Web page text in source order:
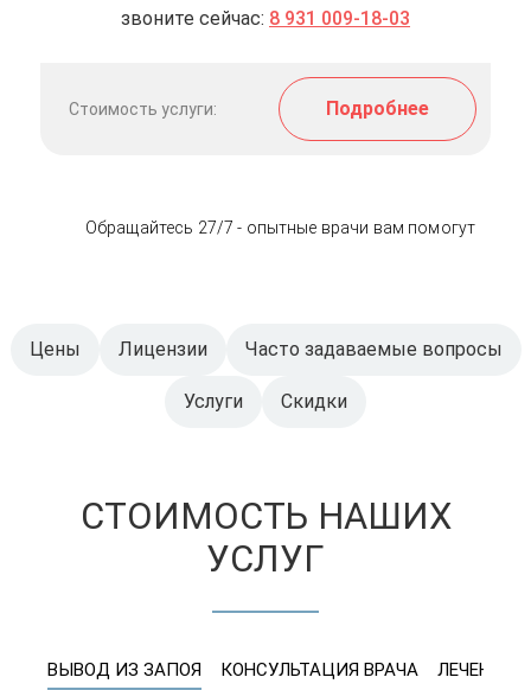
звоните сейчас: 8 931 009-18-03
Стоимость услуги: Подробнее
Обращайтесь 27/7 - опытные врачи вам помогут
Цены Лицензии Часто задаваемые вопросы
Услуги Скидки
СТОИМОСТЬ НАШИХ
УСЛУГ
ВЫВОД ИЗ ЗАПОЯ КОНСУЛЬТАЦИЯ ВРАЧА ЛЕЧЕНИЕ